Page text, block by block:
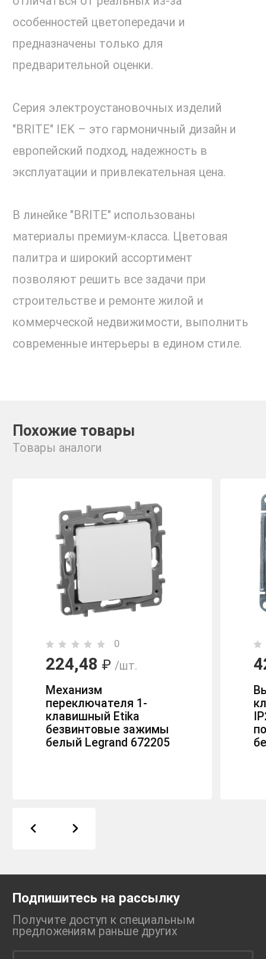
особенностей цветопередачи и
предназначены только для
предварительной оценки.
Серия электроустановочных изделий
"BRITE" IEK – это гармоничный дизайн и
европейский подход, надежность в
эксплуатации и привлекательная цена.
В линейке "BRITE" использованы
материалы премиум-класса. Цветовая
палитра и широкий ассортимент
позволяют решить все задачи при
строительстве и ремонте жилой и
коммерческой недвижимости, выполнить
современные интерьеры в едином стиле.
Похожие товары
Товары аналоги
0
224,48 ₽ /шт.
Механизм
переключателя 1-
клавишный Etika
безвинтовые зажимы
белый Legrand 672205
Подпишитесь на рассылку
Получите доступ к специальным
предложениям раньше других